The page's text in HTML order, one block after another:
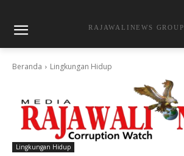
RAJAWALINEWS GROUP
Beranda Lingkungan Hidup
Lingkungan Hidup